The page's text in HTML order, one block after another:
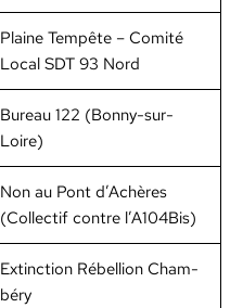
Plaine Tem­pête – Comité
Local SDT 93 Nord
Bureau 122 (Bon­ny-sur-
Loire)
Non au Pont d’Achères
(Col­lec­tif con­tre l’A104Bis)
Extinc­tion Rébel­lion Cham­
béry